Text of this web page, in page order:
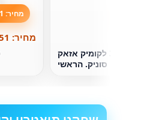
מחיר: 2.51 ILS
מחיר: 2.51 ILS
יום השנה ה-30 לקומיק אזאק
סוניק. הראשי